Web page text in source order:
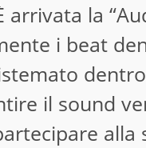
arrivata la
i beat
il sound
alla